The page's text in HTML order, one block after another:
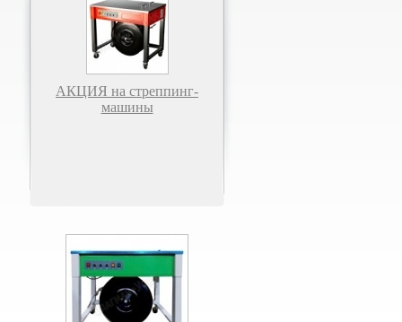
АКЦИЯ на стреппинг-
машины